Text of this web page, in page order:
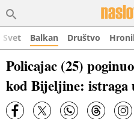
Svet Balkan Društvo
Policajac (25)
kod Bijeljine: istraga